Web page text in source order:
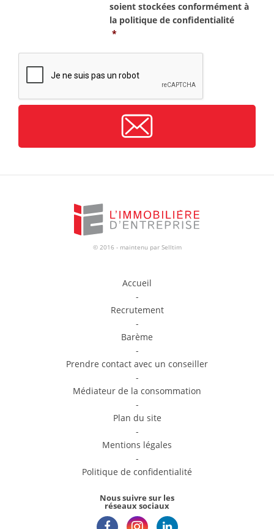
soient stockées conformément à
la politique de confidentialité
*
© 2016 - maintenu par Selltim
Accueil
-
Recrutement
-
Barème
-
Prendre contact avec un conseiller
-
Médiateur de la consommation
-
Plan du site
-
Mentions légales
-
Politique de confidentialité
Nous suivre sur les
réseaux sociaux